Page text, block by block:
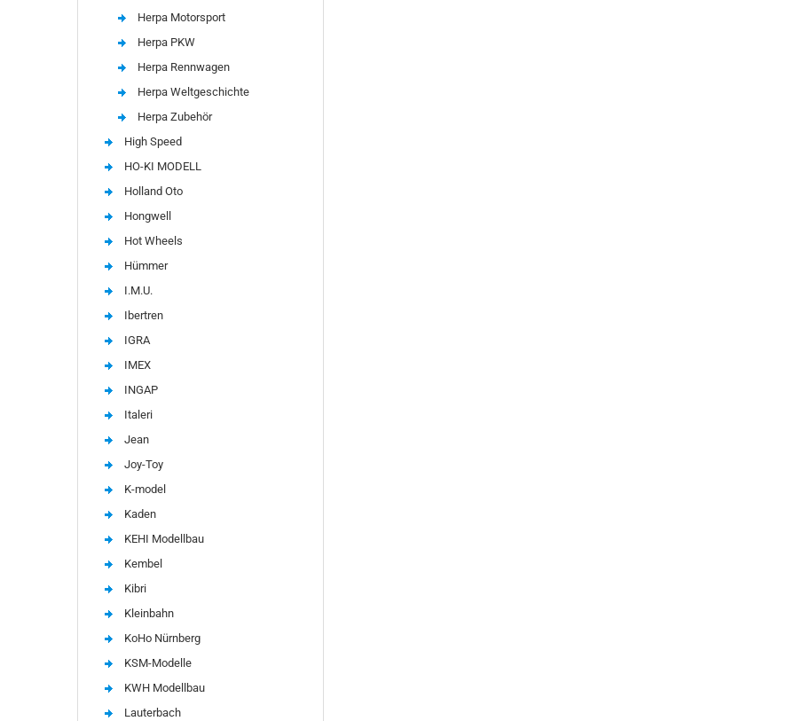
Herpa Motorsport
Herpa PKW
Herpa Rennwagen
Herpa Weltgeschichte
Herpa Zubehör
High Speed
HO-KI MODELL
Holland Oto
Hongwell
Hot Wheels
Hümmer
I.M.U.
Ibertren
IGRA
IMEX
INGAP
Italeri
Jean
Joy-Toy
K-model
Kaden
KEHI Modellbau
Kembel
Kibri
Kleinbahn
KoHo Nürnberg
KSM-Modelle
KWH Modellbau
Lauterbach